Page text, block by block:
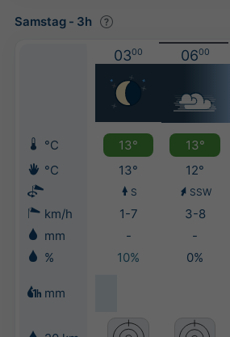
Samstag - 3h
0300 0600
°C 13° 13°
°C
13° 12°
S SSW
km/h 1-7 3-8
mm
- -
%
10% 0%
mm